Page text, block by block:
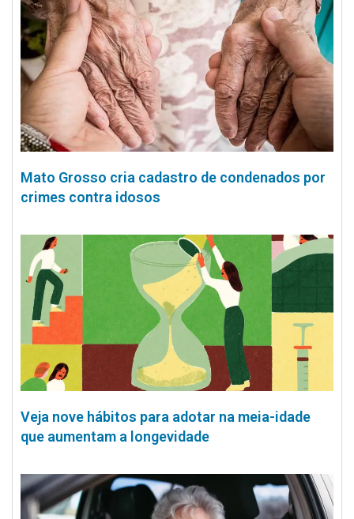
Mato Grosso cria cadastro de condenados por
crimes contra idosos
Veja nove hábitos para adotar na meia-idade
que aumentam a longevidade